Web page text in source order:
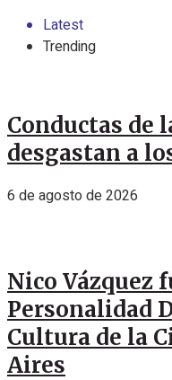
Latest
Trending
Conductas de
desgastan a
6 de agosto de 2026
Nico Vázquez
Personalidad
Cultura de la
Aires